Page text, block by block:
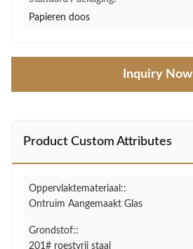
Papieren doos
Inquiry Now
Product Custom Attributes
Oppervlaktemateriaal::
Ontruim Aangemaakt Glas
Grondstof::
201# roestvrij staal